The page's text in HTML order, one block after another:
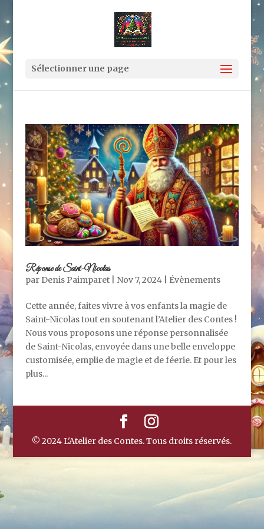
Sélectionner une page
Réponse de Saint-Nicolas
par Denis Paimparet| Nov 7, 2024| Évènements
Cette année, faites vivre à vos enfants la magie de
Saint-Nicolas tout en soutenant l’Atelier des Contes !
Nous vous proposons une réponse personnalisée
de Saint-Nicolas, envoyée dans une belle enveloppe
customisée, emplie de magie et de féerie. Et pour les
plus...
© 2024 L'Atelier des Contes. Tous droits réservés.